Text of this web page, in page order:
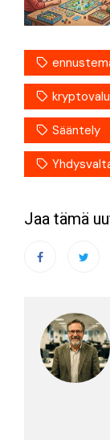
Sääntely
Jaa tämä